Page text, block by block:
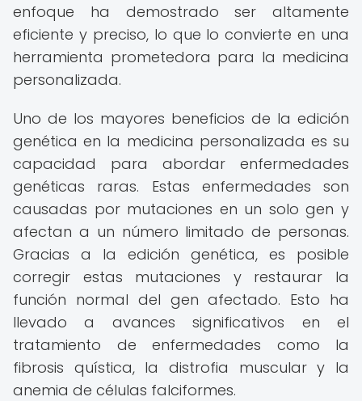
enfoque ha demostrado ser altamente
eficiente y preciso, lo que lo convierte en una
herramienta prometedora para la medicina
personalizada.
Uno de los mayores beneficios de la edición
genética en la medicina personalizada es su
capacidad para abordar enfermedades
genéticas raras. Estas enfermedades son
causadas por mutaciones en un solo gen y
afectan a un número limitado de personas.
Gracias a la edición genética, es posible
corregir estas mutaciones y restaurar la
función normal del gen afectado. Esto ha
llevado a avances significativos en el
tratamiento de enfermedades como la
fibrosis quística, la distrofia muscular y la
anemia de células falciformes.